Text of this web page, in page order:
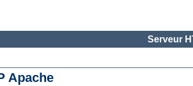
Serveur
Apache